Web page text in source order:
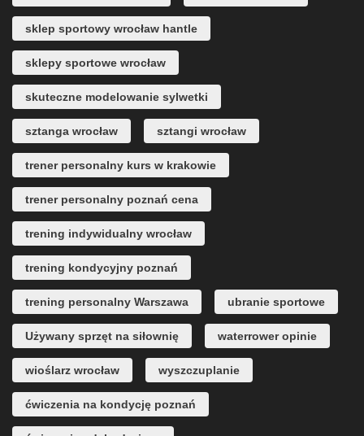
sklep sportowy wrocław hantle
sklepy sportowe wrocław
skuteczne modelowanie sylwetki
sztanga wrocław sztangi wrocław
trener personalny kurs w krakowie
trener personalny poznań cena
trening indywidualny wrocław
trening kondycyjny poznań
trening personalny Warszawa ubranie sportowe
Używany sprzęt na siłownię waterrower opinie
wioślarz wrocław wyszczuplanie
ćwiczenia na kondycję poznań